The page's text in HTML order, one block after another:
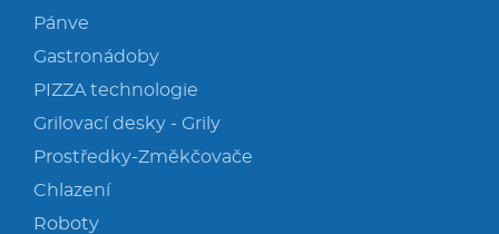
Pánve
Gastronádoby
PIZZA technologie
Grilovací desky - Grily
Prostředky-Změkčovače
Chlazení
Roboty